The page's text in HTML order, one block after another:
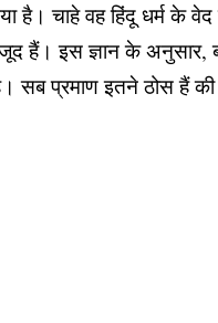
है। चाहे वह हिंदू धर्म के
हैं। इस ज्ञान के अनुसार,
सब प्रमाण इतने ठोस हैं की